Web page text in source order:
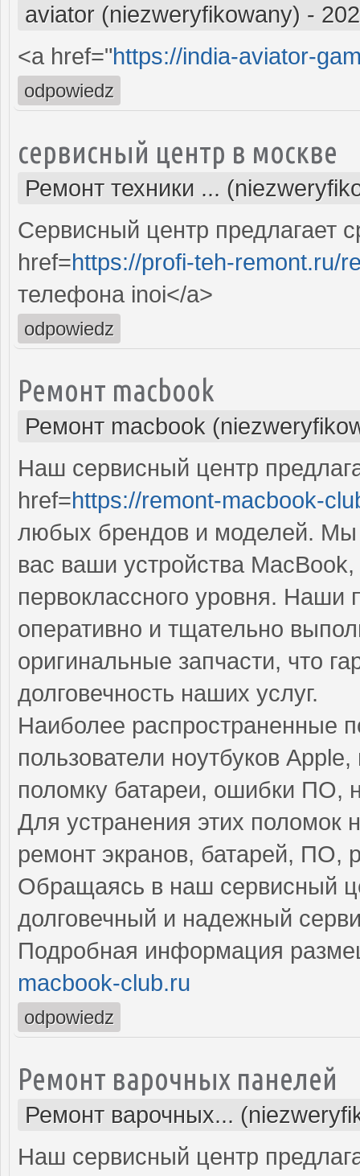
aviator (niezweryfikowany) -
<a href="https://india-aviator-
odpowiedz
сервисный центр в москве
Ремонт техники ...
Сервисный центр предлагает
href=https://profi-teh-remont.ru/
телефона inoi</a>
odpowiedz
Ремонт macbook
Ремонт macbook
Наш сервисный центр
href=https://remont-macbook-
любых брендов и моделей. Мы
вас ваши устройства
первоклассного уровня. Наши
оперативно и тщательно
оригинальные запчасти, что
долговечность наших услуг.
Наиболее распространенные
пользователи ноутбуков
поломку батареи, ошибки ПО,
Для устранения этих
ремонт экранов, батарей, ПО,
Обращаясь в наш сервисный
долговечный и надежный
Подробная информация
macbook-club.ru
odpowiedz
Ремонт варочных панелей
Ремонт варочных...
Наш сервисный центр